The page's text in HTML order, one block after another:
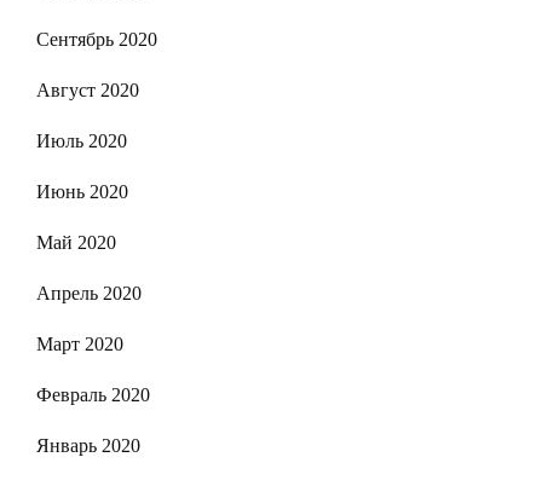
Сентябрь 2020
Август 2020
Июль 2020
Июнь 2020
Май 2020
Апрель 2020
Март 2020
Февраль 2020
Январь 2020